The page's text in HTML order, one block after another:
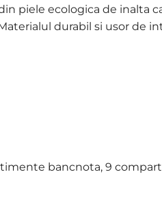
piele ecologica de inalta
durabil si usor
bancnota, 9